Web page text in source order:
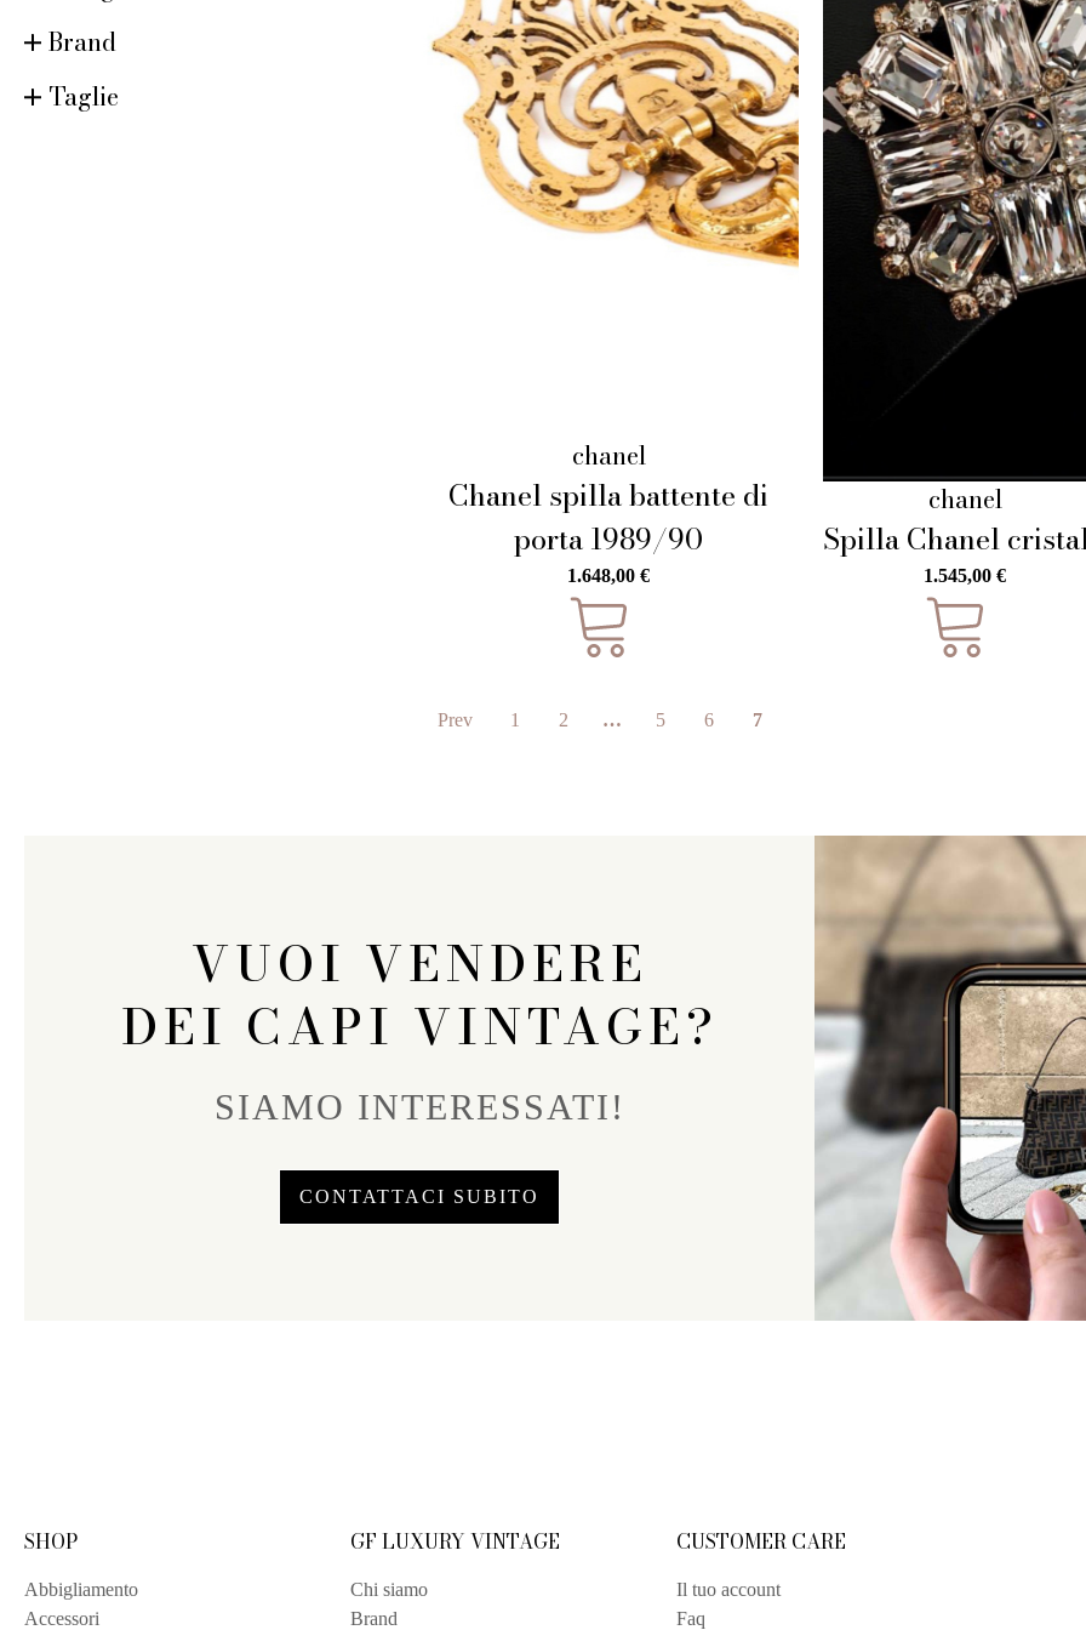
Brand
Taglie
chanel
Chanel spilla battente di
porta 1989/90
1.648,00€
chanel
Spilla Chanel
1.545,00€
Prev
1 2 … 5 6 7
VUOI VENDERE
DEI CAPI VINTAGE?
SIAMO INTERESSATI!
CONTATTACI SUBITO
SHOP
Abbigliamento
Accessori
GF LUXURY VINTAGE
Chi siamo
Brand
CUSTOMER CARE
Il tuo account
Faq